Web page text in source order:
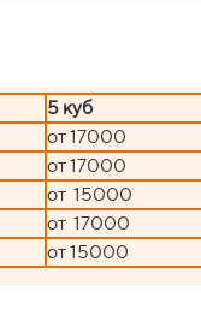
5 куб
от 17000
от 17000
от 15000
от 17000
от 15000